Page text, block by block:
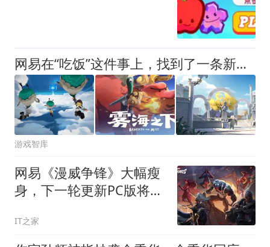
网易在“吃饭”这件事上，找到了一条新赛道
游戏智库
网易《漫威争锋》大幅瘦
身，下一轮更新PC版将暴
IT之家